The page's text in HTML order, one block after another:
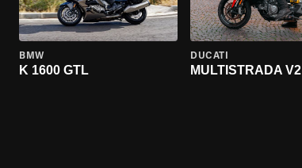
BMW
K 1600 GTL
DUCATI
MULTISTRADA V2